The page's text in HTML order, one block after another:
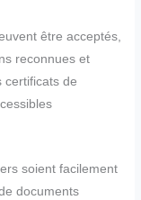
être acceptés,
reconnues et
certificats de
soient facilement
documents